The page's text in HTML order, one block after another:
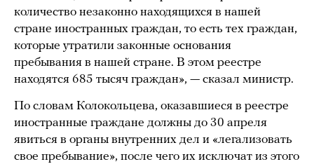
количество незаконно находящихся в нашей
стране иностранных граждан, то есть тех граждан,
которые утратили законные основания
пребывания в нашей стране. В этом реестре
находятся 685 тысяч граждан», — сказал министр.
По словам Колокольцева, оказавшиеся в реестре
иностранные граждане должны до 30 апреля
явиться в органы внутренних дел и «легализовать
свое пребывание», после чего их исключат из этого